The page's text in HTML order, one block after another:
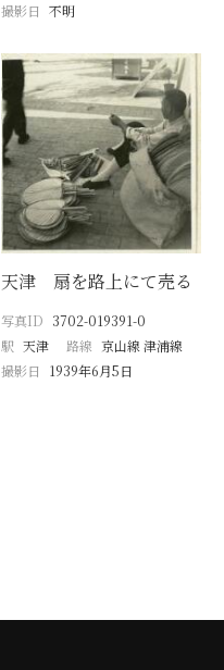
撮影日 不明
天津 扇を路上にて売る
写真ID 3702-019391-0
駅 天津 路線 京山線 津浦線
撮影日
1939年6月5日